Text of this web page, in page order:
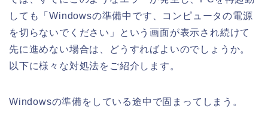
しても「Windowsの準備中です、コンピュータの電源
を切らないでください」という画面が表示され続けて
先に進めない場合は、どうすればよいのでしょうか。
以下に様々な対処法をご紹介します。
Windowsの準備をしている途中で固まってしまう。